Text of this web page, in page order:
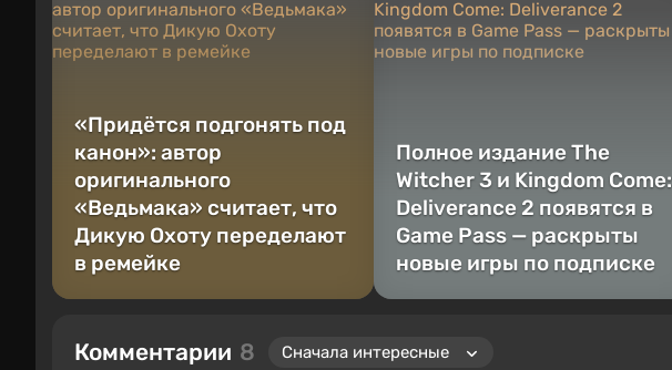
«Придётся подгонять под
канон»: автор
оригинального
«Ведьмака» считает, что
Дикую Охоту переделают
в ремейке
Полное издание The
Witcher 3 и Kingdom Come:
Deliverance 2 появятся в
Game Pass — раскрыты
новые игры по подписке
Комментарии 8